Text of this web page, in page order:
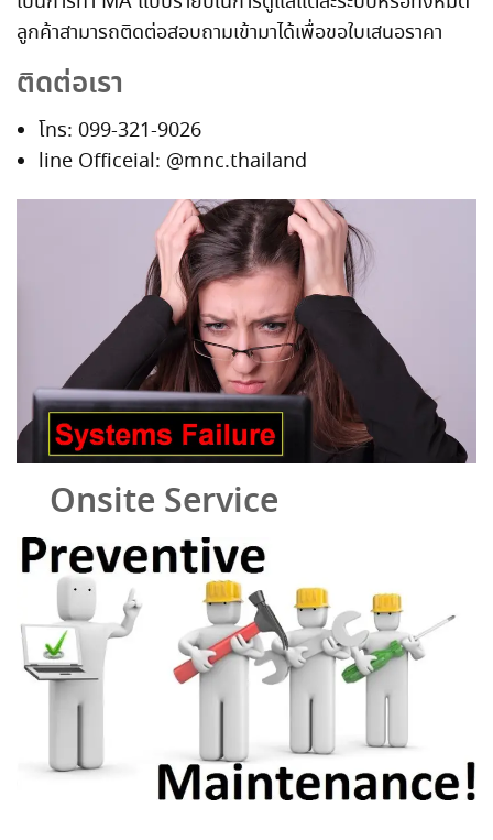
ลูกค้าสามารถติดต่อสอบถามเข้ามาได้เพื่อขอใบเสนอราคา
ติดต่อเรา
โทร: 099-321-9026
line Officeial: @mnc.thailand
Onsite Service